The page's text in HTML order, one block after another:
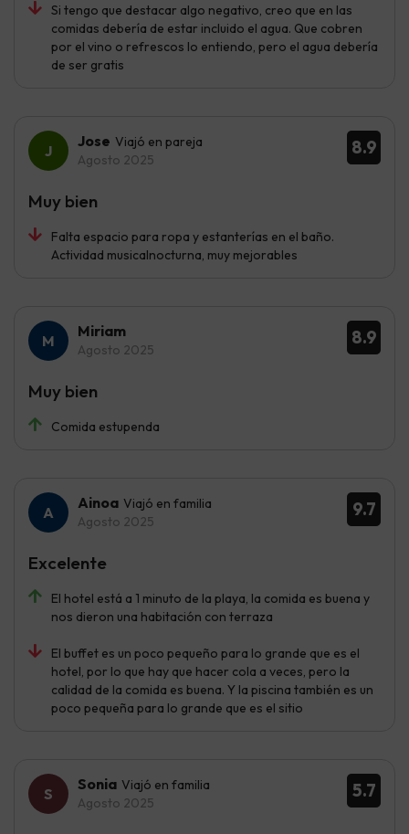
Si tengo que destacar algo negativo, creo que en las
comidas debería de estar incluido el agua. Que cobren
por el vino o refrescos lo entiendo, pero el agua debería
de ser gratis
8.9
Jose Viajó en pareja
Agosto 2025
Falta espacio para ropa y estanterías en el baño.
Actividad musicalnocturna, muy mejorables
Muy bien
8.9
Miriam
Agosto 2025
Comida estupenda
Muy bien
9.7
Ainoa Viajó en familia
Agosto 2025
El hotel está a 1 minuto de la playa, la comida es buena y
nos dieron una habitación con terraza
El buffet es un poco pequeño para lo grande que es el
hotel, por lo que hay que hacer cola a veces, pero la
calidad de la comida es buena. Y la piscina también es un
poco pequeña para lo grande que es el sitio
Excelente
5.7
Sonia Viajó en familia
Agosto 2025